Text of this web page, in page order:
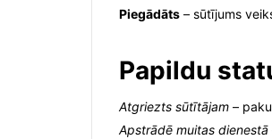
Piegādāts – sūtījums
Papildu
Atgriezts sūtītājam –
Apstrādē muitas dienestā